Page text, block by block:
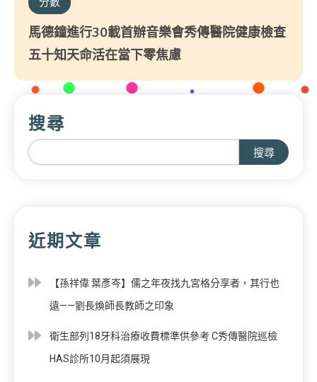
馬德鐘進行30載首辦音樂會秀傳醫院健康檢查
五十知天命活在當下零焦慮
搜尋
搜尋
近期文章
【孫祥偉 葉彥岑】儒之年夜找九宮格分享者，其行也
遠——劉長煥師長教師之印象
衛生部列18牙科治療收費標準供參考 C秀傳醫院巡檢
HAS診所10月起須展現